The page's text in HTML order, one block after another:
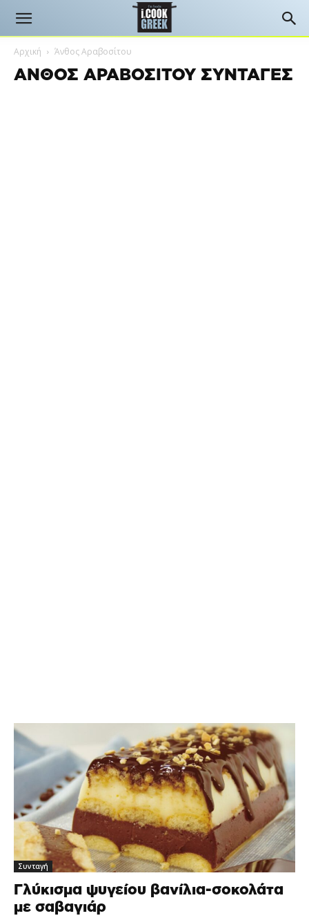
Αρχική Άνθος Αραβοσίτου
ΆΝΘΟΣ ΑΡΑΒΟΣΊΤΟΥ ΣΥΝΤΑΓΈΣ
Συνταγή
Γλύκισμα ψυγείου βανίλια-σοκολάτα
με σαβαγιάρ